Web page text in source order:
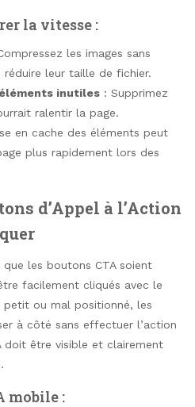
la vitesse :
les images sans
leur taille de fichier.
inutiles : Supprimez
ralentir la page.
en cache des éléments peut
plus rapidement lors des
d’Appel à l’Action
les boutons CTA soient
facilement cliqués avec le
ou mal positionné, les
à côté sans effectuer l’action
doit être visible et clairement
mobile :